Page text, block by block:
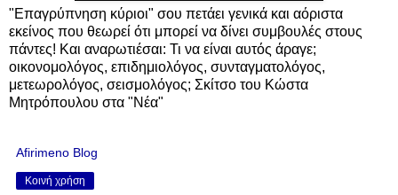
"Επαγρύπνηση κύριοι" σου πετάει γενικά και αόριστα
εκείνος που θεωρεί ότι μπορεί να δίνει συμβουλές στους
πάντες! Και αναρωτιέσαι: Τι να είναι αυτός άραγε;
οικονομολόγος, επιδημιολόγος, συνταγματολόγος,
μετεωρολόγος, σεισμολόγος; Σκίτσο του Κώστα
Μητρόπουλου στα "Νέα"
Afirimeno Blog
Κοινή χρήση